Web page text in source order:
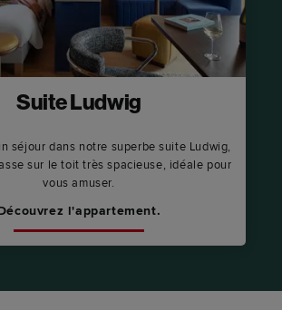
Suite Ludwig
séjour dans notre superbe suite Ludwig,
sur le toit très spacieuse, idéale pour
vous amuser.
l'appartement.